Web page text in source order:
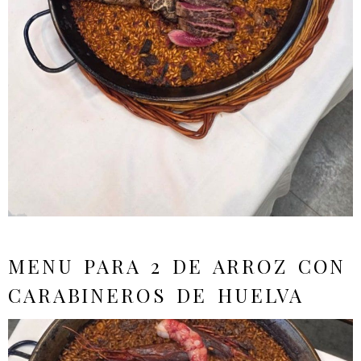
MENU PARA 2 DE ARROZ CON
CARABINEROS DE HUELVA